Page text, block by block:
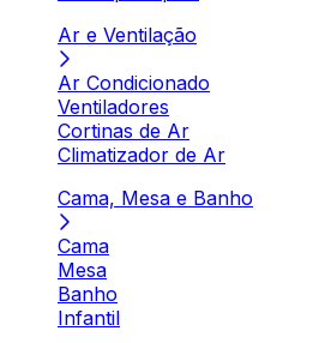
Ar e Ventilação
Ar Condicionado
Ventiladores
Cortinas de Ar
Climatizador de Ar
Cama, Mesa e Banho
Cama
Mesa
Banho
Infantil